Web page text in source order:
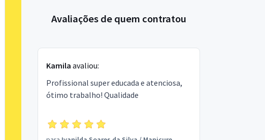
Avaliações de quem contratou
Kamila avaliou:
Profissional super educada e atenciosa,
ótimo trabalho! Qualidade